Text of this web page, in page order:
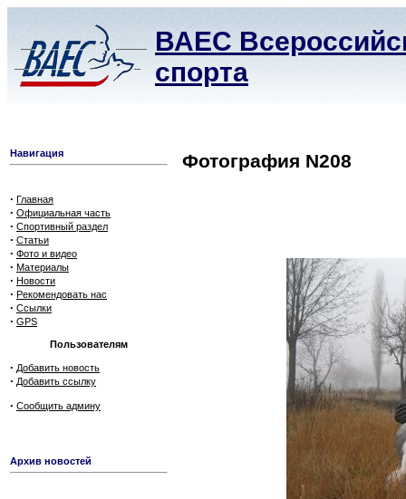
ВАЕС
спорта
Навигация
· Главная
· Официальная часть
· Спортивный раздел
· Статьи
· Фото и видео
· Материалы
· Новости
· Рекомендовать нас
· Ссылки
· GPS
Пользователям
· Добавить новость
· Добавить ссылку
· Сообщить админу
Архив новостей
Фотография N208